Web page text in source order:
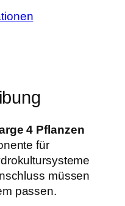
4 Pflanzen
für
müssen
passen.